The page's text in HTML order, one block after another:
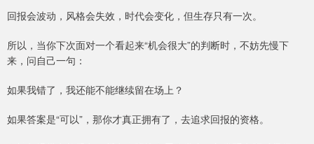
回报会波动，风格会失效，时代会变化，但生存只有一次。
所以，当你下次面对一个看起来“机会很大”的判断时，不妨先慢下
来，问自己一句：
如果我错了，我还能不能继续留在场上？
如果答案是“可以”，那你才真正拥有了，去追求回报的资格。